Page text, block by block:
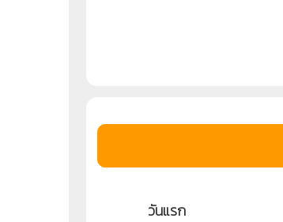
วันแรก